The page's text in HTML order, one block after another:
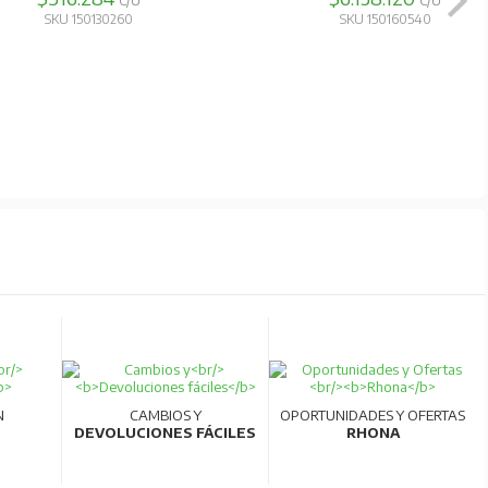
SKU 150130260
SKU 150160540
CAMBIOS Y
DEVOLUCIONES FÁCILES
OPORTUNIDADES Y OFERTAS
RHONA